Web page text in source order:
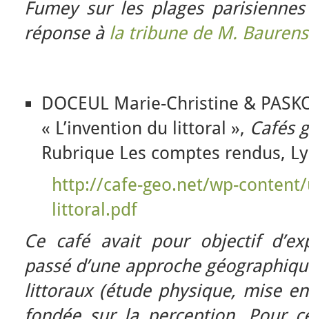
Fumey sur les plages
réponse à la tribune de M. Baurens
DOCEUL Marie-Christine &
« L’invention du littoral », Cafés
Rubrique Les comptes rendus,
http://cafe-geo.net/wp-
littoral.pdf
Ce café avait pour objectif
passé d’une approche
littoraux (étude physique, mise